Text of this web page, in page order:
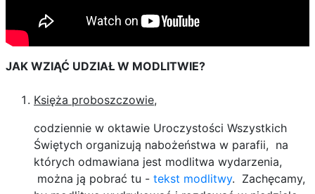
JAK WZIĄĆ UDZIAŁ W MODLITWIE?
Księża proboszczowie,
codziennie w oktawie Uroczystości Wszystkich
Świętych organizują nabożeństwa w parafii, na
których odmawiana jest modlitwa wydarzenia,
można ją pobrać tu - tekst modlitwy. Zachęcamy,